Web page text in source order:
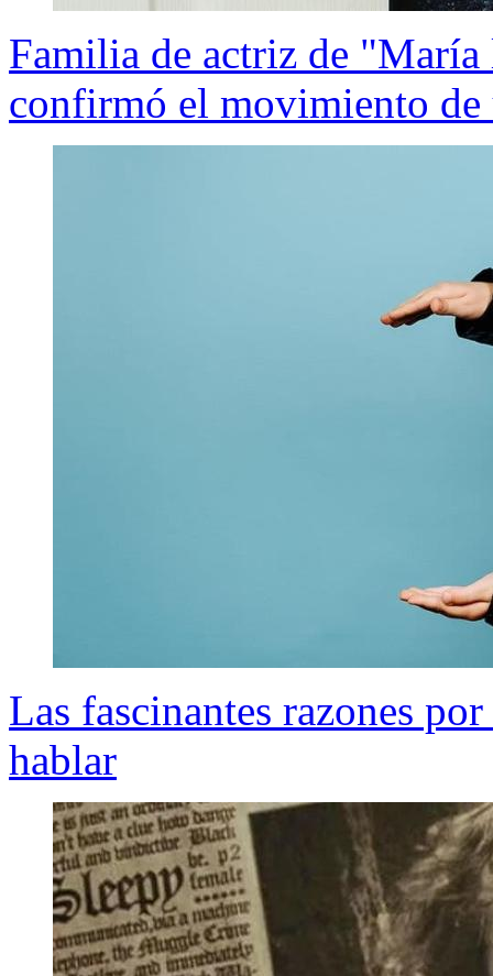
Familia de actriz de "María
confirmó el movimiento de
Las fascinantes razones
hablar